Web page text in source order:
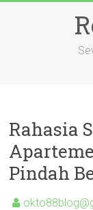
Rahasia
Pindah